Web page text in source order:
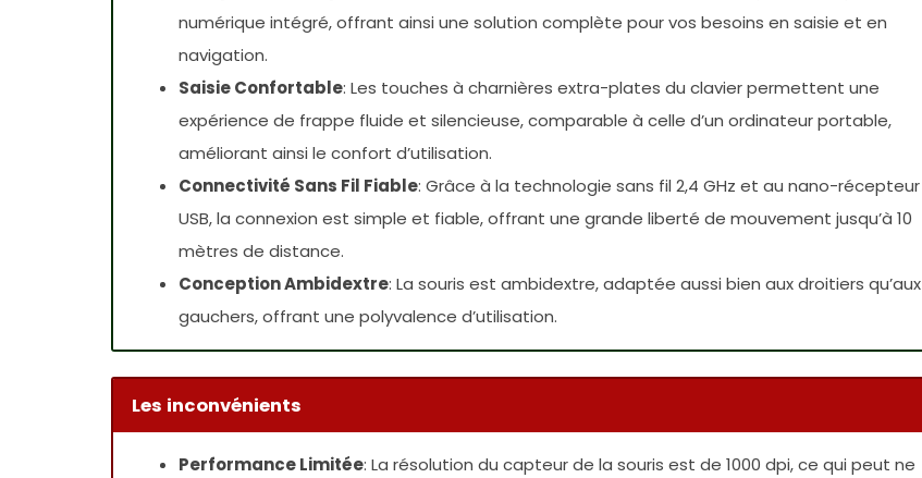
numérique intégré, offrant ainsi une solution complète pour vos besoins en saisie et en
navigation.
Saisie Confortable: Les touches à charnières extra-plates du clavier permettent une
expérience de frappe fluide et silencieuse, comparable à celle d’un ordinateur portable,
améliorant ainsi le confort d’utilisation.
Connectivité Sans Fil Fiable: Grâce à la technologie sans fil 2,4 GHz et au nano-récepteur
USB, la connexion est simple et fiable, offrant une grande liberté de mouvement jusqu’à 10
mètres de distance.
Conception Ambidextre: La souris est ambidextre, adaptée aussi bien aux droitiers qu’aux
gauchers, offrant une polyvalence d’utilisation.
Les inconvénients
Performance Limitée: La résolution du capteur de la souris est de 1000 dpi, ce qui peut ne